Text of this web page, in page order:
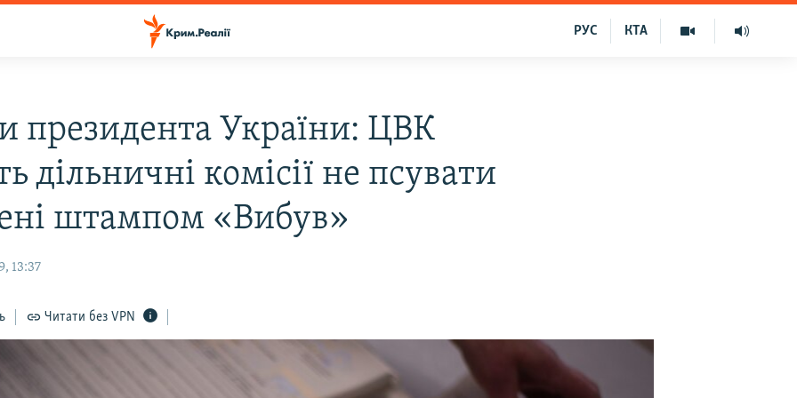
КТА
РУС
президента України: ЦВК
дільничні комісії не псувати
штампом «Вибув»
13:37
Читати без VPN